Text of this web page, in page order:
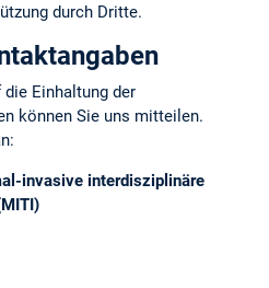
durch Dritte.
Einhaltung der
können Sie uns mitteilen.
invasive interdisziplinäre